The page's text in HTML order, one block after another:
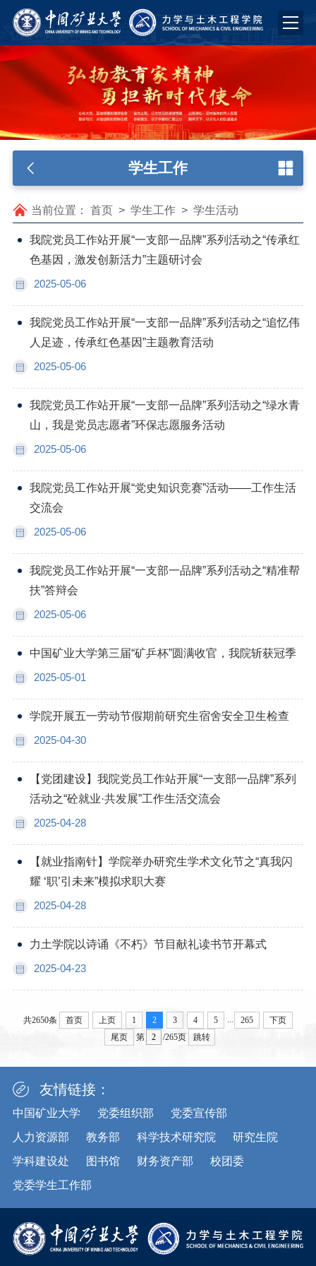
学生工作
当前位置： 首页> 学生工作> 学生活动
我院党员工作站开展“一支部一品牌”系列活动之“传承红
色基因，激发创新活力”主题研讨会
2025-05-06
我院党员工作站开展“一支部一品牌”系列活动之“追忆伟
人足迹，传承红色基因”主题教育活动
2025-05-06
我院党员工作站开展“一支部一品牌”系列活动之“绿水青
山，我是党员志愿者”环保志愿服务活动
2025-05-06
我院党员工作站开展“党史知识竞赛”活动——工作生活
交流会
2025-05-06
我院党员工作站开展“一支部一品牌”系列活动之“精准帮
扶”答辩会
2025-05-06
中国矿业大学第三届“矿乒杯”圆满收官，我院斩获冠季
2025-05-01
学院开展五一劳动节假期前研究生宿舍安全卫生检查
2025-04-30
【党团建设】我院党员工作站开展“一支部一品牌”系列
活动之“砼就业·共发展”工作生活交流会
2025-04-28
【就业指南针】学院举办研究生学术文化节之“真我闪
耀 ‘职’引未来”模拟求职大赛
2025-04-28
力土学院以诗诵《不朽》节目献礼读书节开幕式
2025-04-23
共2650条 首页 上页 1 2 3 4 5 ... 265
下页
尾页
第 /265页 跳转
友情链接：
中国矿业大学 党委组织部
党委宣传部
人力资源部
教务部 科学技术研究院
研究生院
学科建设处
图书馆 财务资产部
校团委
党委学生工作部